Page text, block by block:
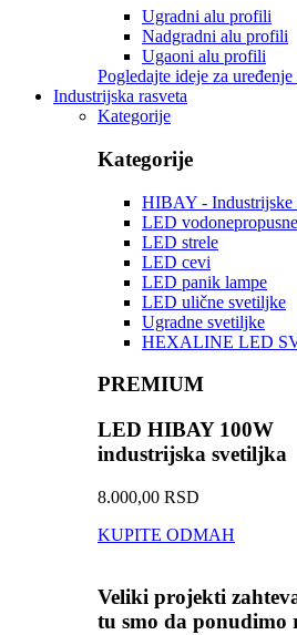
Ugradni alu profili
Nadgradni alu profili
Ugaoni alu profili
Pogledajte ideje za uređenje
Industrijska rasveta
Kategorije
Kategorije
HIBAY - Industrijske
LED
LED strele
LED cevi
LED panik lampe
LED ulične svetiljke
Ugradne svetiljke
HEXALINE LED
PREMIUM
LED HIBAY 100W
industrijska svetiljka
8.000,00 RSD
KUPITE ODMAH
Veliki projekti
tu smo da ponudimo